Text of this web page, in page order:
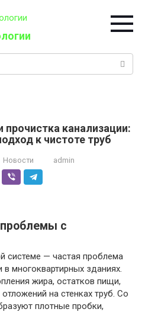
прочистка канализации:
к чистоте труб
Новости admin
с
системе — частая проблема
многоквартирных зданиях.
жира, остатков пищи,
на стенках труб. Со
плотные пробки,